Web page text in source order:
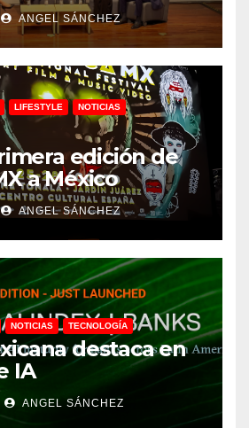
ANGEL SÁNCHEZ
LIFESTYLE NOTICIAS
edición de
a México
ANGEL SÁNCHEZ
NOTICIAS TECNOLOGÍA
destaca en
IA
ANGEL SÁNCHEZ